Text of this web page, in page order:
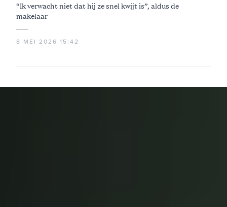
“Ik verwacht niet dat hij ze snel kwijt is”, aldus de
makelaar
8 MEI 2026 15:42